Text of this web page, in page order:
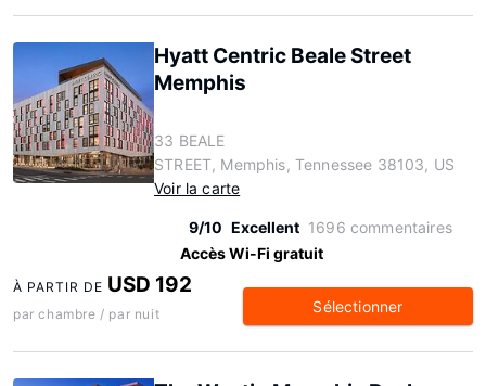
Hyatt Centric Beale Street
Memphis
33 BEALE
STREET, Memphis, Tennessee 38103, US
Voir la carte
9/10 Excellent 1696 commentaires
Accès Wi-Fi gratuit
À PARTIR DE USD 192
par chambre / par nuit Sélectionner